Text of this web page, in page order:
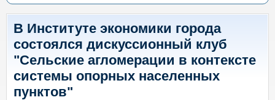
В Институте экономики города
состоялся дискуссионный клуб
"Сельские агломерации в контексте
системы опорных населенных
пунктов"